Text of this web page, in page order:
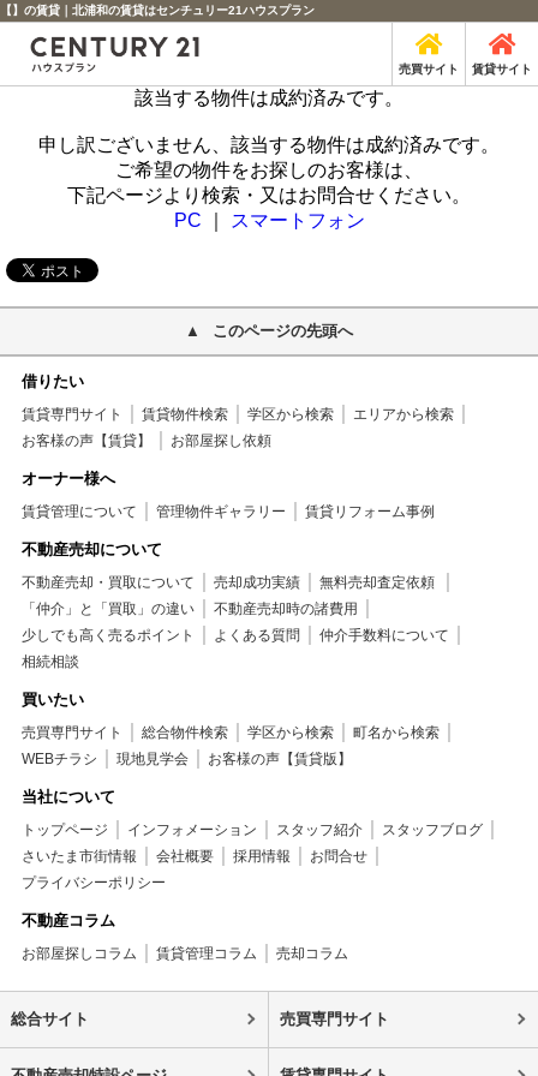
【】の賃貸｜北浦和の賃貸はセンチュリー21ハウスプラン
売買サイト 賃貸サイト
該当する物件は成約済みです。
申し訳ございません、該当する物件は成約済みです。
ご希望の物件をお探しのお客様は、
下記ページより検索・又はお問合せください。
PC
スマートフォン
このページの先頭へ
借りたい
賃貸専門サイト 賃貸物件検索 学区から検索
エリアから検索
お客様の声【賃貸】
お部屋探し依頼
オーナー様へ
賃貸管理について 管理物件ギャラリー 賃貸リフォーム事例
不動産売却について
不動産売却・買取について 売却成功実績
無料売却査定依頼
「仲介」と「買取」の違い
不動産売却時の諸費用
少しでも高く売るポイント
よくある質問
仲介手数料について
相続相談
買いたい
売買専門サイト 総合物件検索 学区から検索
町名から検索
WEBチラシ
現地見学会 お客様の声【賃貸版】
当社について
トップページ インフォメーション スタッフ紹介
スタッフブログ
さいたま市街情報
会社概要 採用情報
お問合せ
プライバシーポリシー
不動産コラム
お部屋探しコラム 賃貸管理コラム 売却コラム
総合サイト 売買専門サイト